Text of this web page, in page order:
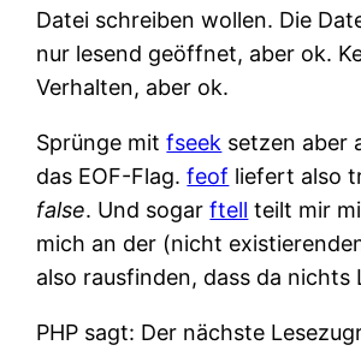
Datei schreiben wollen. Die
nur lesend geöffnet, aber ok.
Verhalten, aber ok.
Sprünge mitfseek setzen aber
das EOF-Flag.feof liefert also
false. Und sogarftell teilt mir
mich an der (nicht
also rausfinden, dass da nichts
PHP sagt: Der nächste